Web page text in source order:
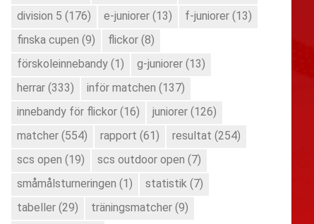
division 5 (176) e-juniorer (13) f-juniorer (13)
finska cupen (9) flickor (8)
förskoleinnebandy (1) g-juniorer (13)
herrar (333) inför matchen (137)
innebandy för flickor (16) juniorer (126)
matcher (554) rapport (61) resultat (254)
scs open (19) scs outdoor open (7)
småmålsturneringen (1) statistik (7)
tabeller (29) träningsmatcher (9)